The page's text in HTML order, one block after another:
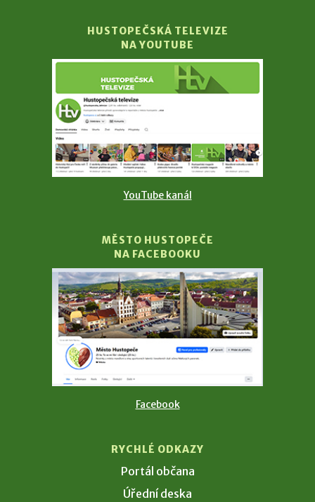
HUSTOPEČSKÁ TELEVIZE
NA YOUTUBE
YouTube kanál
MĚSTO HUSTOPEČE
NA FACEBOOKU
Facebook
RYCHLÉ ODKAZY
Portál občana
Úřední deska